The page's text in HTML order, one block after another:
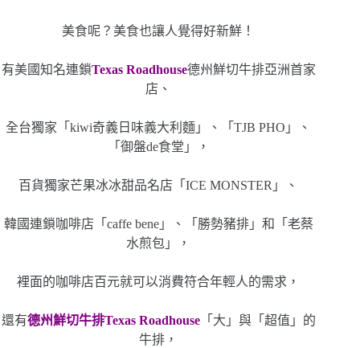
美食呢？美食也讓人覺得好新鮮！
有美國知名連鎖Texas Roadhouse德州鮮切牛排亞洲首家
店、
全台獨家「kiwi奇義日味義大利麵」、「TJB PHO」、
「御盤de食堂」，
百貨獨家芒果冰冰甜品名店「ICE MONSTER」、
韓國連鎖咖啡店「caffe bene」、「勝勢豬排」和「老蔡
水煎包」，
裡面的咖啡店百元就可以消費符合年輕人的需求，
還有德州鮮切牛排Texas Roadhouse「大」與「超值」的
牛排，